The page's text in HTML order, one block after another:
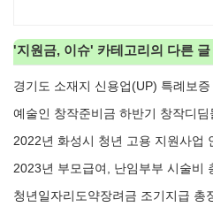
'지원금, 이슈' 카테고리의 다른 글
경기도 소재지 신용업(UP) 특례보증
예술인 창작준비금 하반기 창작디딤
2022년 화성시 청년 고용 지원사업
2023년 부모급여, 난임부부 시술비
청년일자리도약장려금 조기지급 총